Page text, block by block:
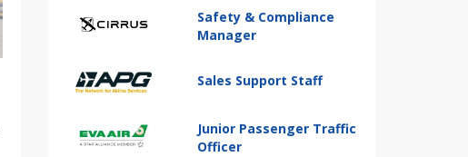
Safety & Compliance
Manager
Sales Support Staff
Junior Passenger Traffic
Officer